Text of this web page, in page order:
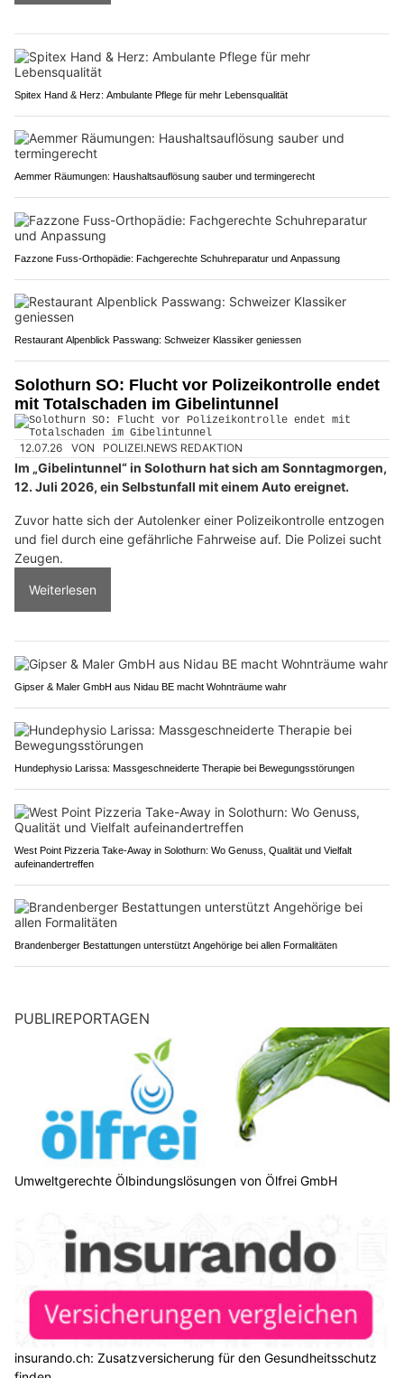
Spitex Hand & Herz: Ambulante Pflege für mehr Lebensqualität
Aemmer Räumungen: Haushaltsauflösung sauber und termingerecht
Fazzone Fuss-Orthopädie: Fachgerechte Schuhreparatur und Anpassung
Restaurant Alpenblick Passwang: Schweizer Klassiker geniessen
Solothurn SO: Flucht vor Polizeikontrolle endet
mit Totalschaden im Gibelintunnel
12.07.26 VON POLIZEI.NEWS REDAKTION
Im „Gibelintunnel“ in Solothurn hat sich am Sonntagmorgen,
12. Juli 2026, ein Selbstunfall mit einem Auto ereignet.
Zuvor hatte sich der Autolenker einer Polizeikontrolle entzogen
und fiel durch eine gefährliche Fahrweise auf. Die Polizei sucht
Zeugen.
Weiterlesen
Gipser & Maler GmbH aus Nidau BE macht Wohnträume wahr
Hundephysio Larissa: Massgeschneiderte Therapie bei Bewegungsstörungen
West Point Pizzeria Take-Away in Solothurn: Wo Genuss, Qualität und Vielfalt
aufeinandertreffen
Brandenberger Bestattungen unterstützt Angehörige bei allen Formalitäten
PUBLIREPORTAGEN
Umweltgerechte Ölbindungslösungen von Ölfrei GmbH
insurando.ch: Zusatzversicherung für den Gesundheitsschutz